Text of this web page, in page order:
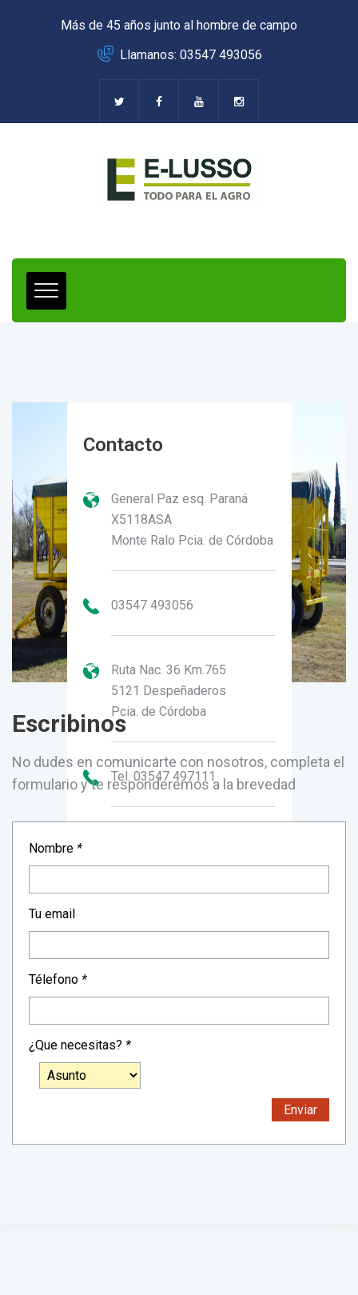
Más de 45 años junto al hombre de campo
Llamanos: 03547 493056
Contacto
General Paz esq. Paraná
X5118ASA
Monte Ralo Pcia. de Córdoba
03547 493056
Ruta Nac. 36 Km.765
5121 Despeñaderos
Pcia. de Córdoba
Tel. 03547 497111
Escribinos
No dudes en comunicarte con nosotros, completa el
formulario y te responderemos a la brevedad
Nombre *
Tu email
Télefono *
¿Que necesitas? *